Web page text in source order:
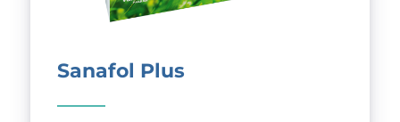
Sanafol Plus